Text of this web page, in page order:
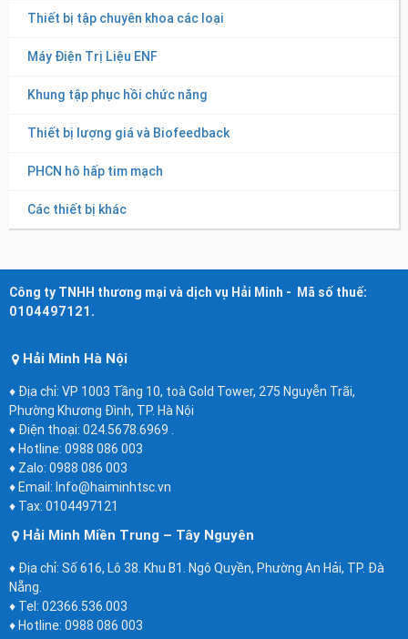
RUNNER S.R.L/ Ý
Thiết bị tập chuyên khoa các loại
Máy Điện Trị Liệu ENF
Khung tập phục hồi chức năng
Thiết bị lượng giá và Biofeedback
PHCN hô hấp tim mạch
Các thiết bị khác
Công ty TNHH thương mại và dịch vụ Hải Minh - Mã số thuế:
0104497121.
Hải Minh Hà Nội
♦ Địa chỉ: VP 1003 Tầng 10, toà Gold Tower, 275 Nguyễn Trãi,
Phường Khương Đình, TP. Hà Nội
♦ Điện thoại: 024.5678.6969 .
♦ Hotline: 0988 086 003
♦ Zalo: 0988 086 003
♦ Email: Info@haiminhtsc.vn
♦ Tax: 0104497121
Hải Minh Miền Trung – Tây Nguyên
♦ Địa chỉ: Số 616, Lô 38. Khu B1. Ngô Quyền, Phường An Hải, TP. Đà
Nẵng.
♦ Tel: 02366.536.003
♦ Hotline: 0988 086 003